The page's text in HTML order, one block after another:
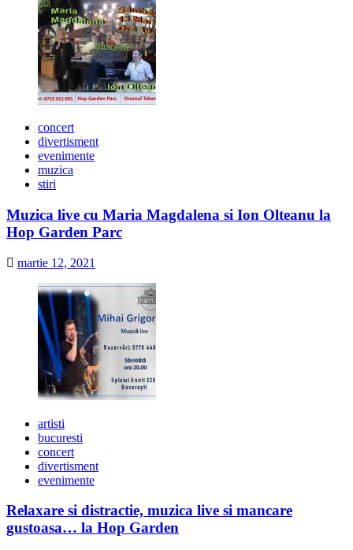
concert
divertisment
evenimente
muzica
stiri
Muzica live cu Maria Magdalena si Ion Olteanu la
Hop Garden Parc
martie 12, 2021
artisti
bucuresti
concert
divertisment
evenimente
Relaxare si distractie, muzica live si mancare
gustoasa… la Hop Garden